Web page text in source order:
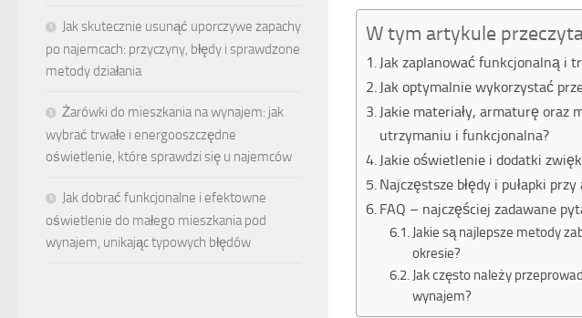
W tym artykule
Jak zaplanować funkcjonalną i
Jak optymalnie wykorzystać
Jakie materiały, armaturę oraz
utrzymaniu i funkcjonalna?
Jakie oświetlenie i dodatki
Najczęstsze błędy i pułapki
FAQ – najczęściej zadawane
Jakie są najlepsze metody
okresie?
Jak często należy
wynajem?
Jak skutecznie usunąć uporczywe zapachy
po najemcach: przyczyny, błędy i sprawdzone
metody działania
Żarówki do mieszkania na wynajem: jak
wybrać trwałe i energooszczędne
oświetlenie, które sprawdzi się u najemców
Jak dobrać funkcjonalne i efektowne
oświetlenie do małego mieszkania pod
wynajem, unikając typowych błędów